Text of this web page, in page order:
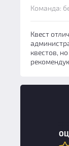
Команда:
Квест
квестов,